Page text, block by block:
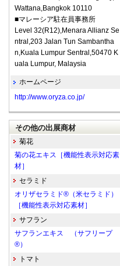
Wattana,Bangkok 10110
■マレーシア駐在員事務所
Level 32(R12),Menara Allianz Se
ntral,203 Jalan Tun Sambantha
n,Kuala Lumpur Sentral,50470 K
uala Lumpur, Malaysia
ホームページ
http://www.oryza.co.jp/
その他の出展商材
菊花
菊の花エキス［機能性表示対応素
材］
セラミド
オリザセラミド®（米セラミド）
［機能性表示対応素材］
サフラン
サフランエキス （サフリープ
®）
トマト